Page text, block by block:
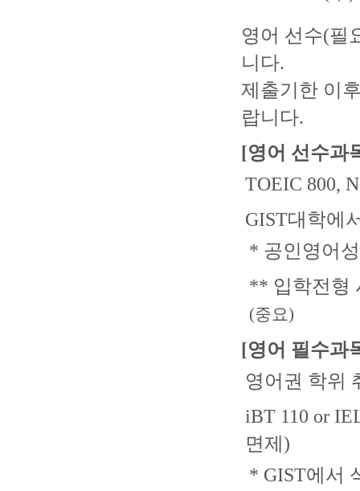
영어 선수(필
니다.
제출기한 이
랍니다.
[영어 선수과
TOEIC 800,
GIST대학에
* 공인영어
** 입학전형
(중요)
[영어 필수과
영어권 학위
iBT 110 or
면제)
* GIST에서